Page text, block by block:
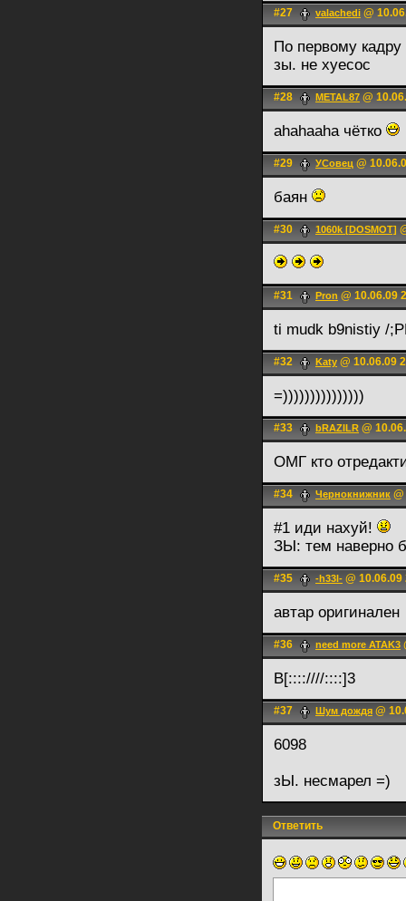
#27 valachedi @
По первому кадру
зы. не хуесос
#28 METAL87 @
ahahaaha чётко
#29 УСовец @
баян
#30 1060k [DOSMOT]
#31 Pron @ 10.06.09
ti mudk b9nistiy /
#32 Katy @ 10.06.09
=)))))))))))))))
#33 bRAZILR @
ОМГ кто
#34 Чернокнижник
#1 иди нaxyй!
ЗЫ: тем наверно
#35 -h33l- @ 10.06.09
автар оригинален
#36 need more ATAK3
В[::::////::::]3
#37 Шум дождя @
6098
зЫ. несмарел =)
Ответить